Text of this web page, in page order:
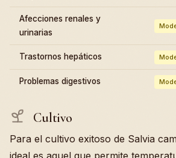
Afecciones renales y
urinarias
Trastornos hepáticos
Problemas digestivos
Cultivo
Para el cultivo exitoso de Salvia
ideal es aquel que permite